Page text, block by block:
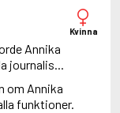
Kvinna
Annika
journalis...
om Annika
funktioner.